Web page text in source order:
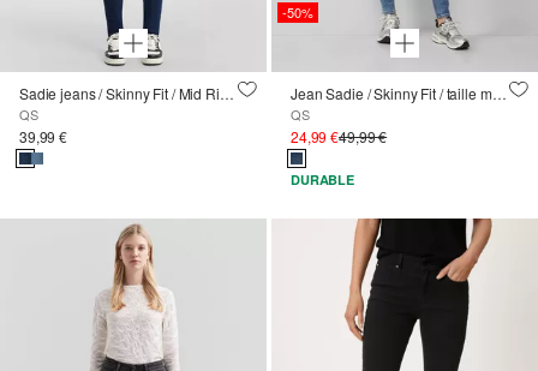
Sadie jeans / Skinny Fit / Mid Rise / Skinny Leg
QS
39,99 €
-50%
Jean Sadie / Skinny Fit / taille mi-haute / Skinny Leg / Super stretch
QS
24,99 €49,99 €
DURABLE